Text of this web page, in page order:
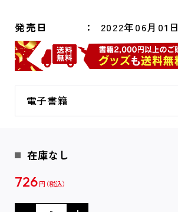
発売日 2022年06月01日
電子書籍
在庫なし
726 円